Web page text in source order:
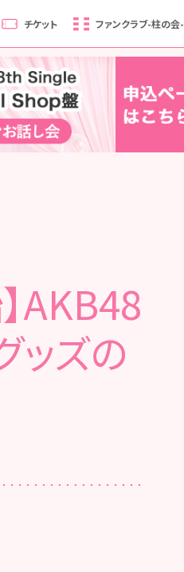
チケット ファンクラブ-柱の会-
AKB48
ズの